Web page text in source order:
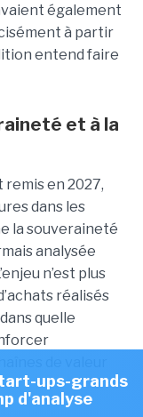
ups-grands
d'analyse
également
à partir
entend faire
et à la
en 2027,
dans les
la souveraineté
analysée
n’est plus
réalisés
quelle
de valeur